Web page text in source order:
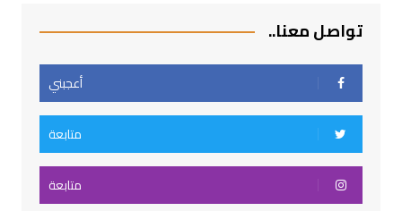
تواصل معنا..
أعجبني
متابعة
متابعة